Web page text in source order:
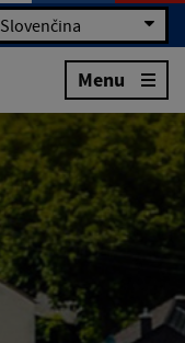
Slovenčina
Menu